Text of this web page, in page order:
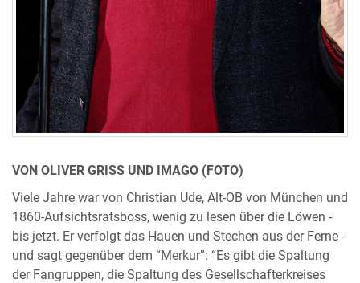
VON OLIVER GRISS UND IMAGO (FOTO)
Viele Jahre war von Christian Ude, Alt-OB von München und
1860-Aufsichtsratsboss, wenig zu lesen über die Löwen -
bis jetzt. Er verfolgt das Hauen und Stechen aus der Ferne -
und sagt gegenüber dem “Merkur”: “Es gibt die Spaltung
der Fangruppen, die Spaltung des Gesellschafterkreises